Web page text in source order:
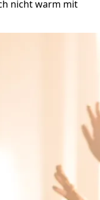
nicht warm mit